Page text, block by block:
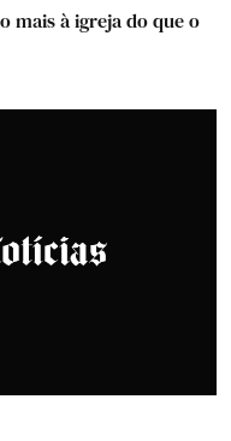
mais à igreja do que o